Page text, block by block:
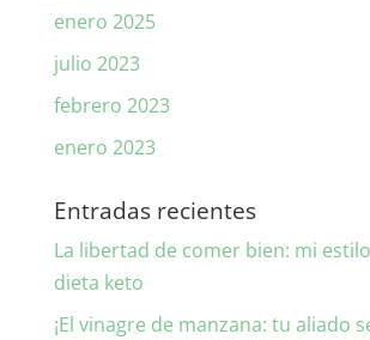
enero 2025
julio 2023
febrero 2023
enero 2023
Entradas recientes
La libertad de comer bien: mi
dieta keto
¡El vinagre de manzana: tu aliado